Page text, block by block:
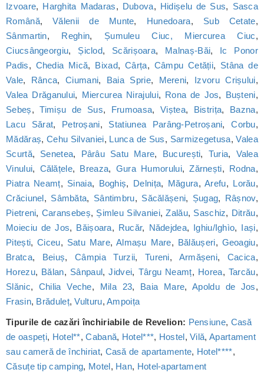
Izvoare, Harghita Madaras, Dubova, Hidișelu de Sus, Sasca
Română,Vălenii de Munte, Hunedoara, Sub Cetate,
Sânmartin, Reghin, Șumuleu Ciuc, Miercurea Ciuc,
Ciucsângeorgiu, Șiclod, Scărișoara, Malnaș-Băi, Ic Ponor
Padis, Chedia Mică, Bixad,Cârța, Câmpu Cetății, Stâna de
Vale, Rânca,Ciumani, Baia Sprie, Mereni, Izvoru Crișului,
Valea Drăganului, Miercurea Nirajului, Rona de Jos, Bușteni,
Sebeș,Timișu de Sus, Frumoasa,Viștea, Bistrița, Bazna,
Lacu Sărat, Petroșani, Statiunea Parâng-Petroșani,Corbu,
Mădăraș,Cehu Silvaniei, Lunca de Sus, Sarmizegetusa,Valea
Scurtă, Senetea, Pârâu Satu Mare, București, Turia, Valea
Vinului, Călățele, Breaza, Gura Humorului,Zărnești, Rodna,
Piatra Neamț, Sinaia, Boghiș, Delnița, Măgura,Arefu, Lorău,
Crăciunel, Sâmbăta, Sântimbru, Săcălășeni, Șugag, Râșnov,
Pietreni, Caransebeș, Șimleu Silvaniei,Zalău, Saschiz, Ditrău,
Moieciu de Jos, Băișoara, Rucăr, Nădejdea, Ighiu/Ighìo, Iași,
Pitești,Ciceu, Satu Mare, Almașu Mare, Bălăușeri, Geoagiu,
Bratca, Beiuș, Câmpia Turzii, Tureni, Armășeni, Cacica,
Horezu, Bălan, Sânpaul,Jidvei, Târgu Neamț, Horea, Tarcău,
Slănic, Chilia Veche, Mila 23, Baia Mare,Apoldu de Jos,
Frasin, Brăduleț,Vulturu,Ampoița
Tipurile de cazări închiriabile de Revelion: Pensiune, Casă
de oaspeți, Hotel**,Cabană, Hotel***, Hostel,Vilă, Apartament
sau cameră de închiriat, Casă de apartamente, Hotel****,
Căsuțe tip camping, Motel, Han, Hotel-apartament